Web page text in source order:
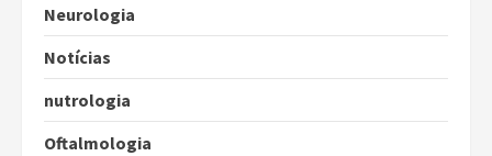
Neurologia
Notícias
nutrologia
Oftalmologia